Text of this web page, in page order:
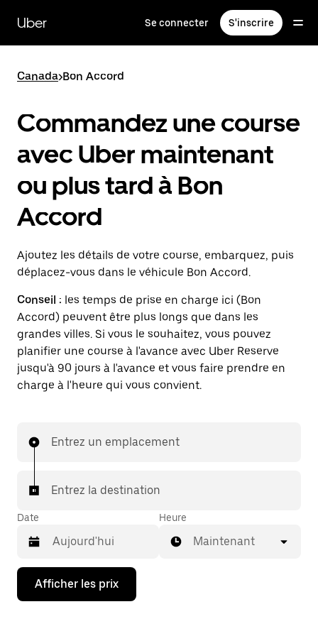
contenu
principal
Uber Se connecter S'inscrire
Canada>Bon Accord
Commandez une course
avec Uber maintenant
ou plus tard à Bon
Accord
Ajoutez les détails de votre course, embarquez, puis
déplacez-vous dans le véhicule Bon Accord.
Conseil : les temps de prise en charge ici (Bon
Accord) peuvent être plus longs que dans les
grandes villes. Si vous le souhaitez, vous pouvez
planifier une course à l'avance avec Uber Reserve
jusqu'à 90 jours à l'avance et vous faire prendre en
charge à l'heure qui vous convient.
Entrez un emplacement
Entrez la destination
Date
Appuyez
la
Heure
Maintenant
Afficher les prix